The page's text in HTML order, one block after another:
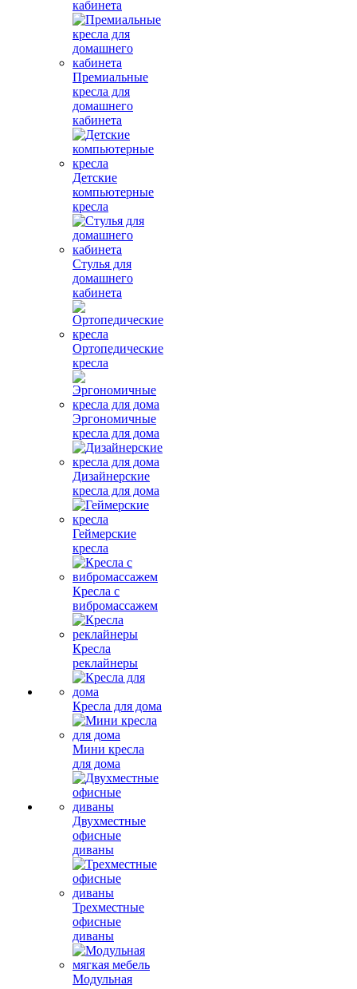
кабинета
Премиальные
кресла для
домашнего
кабинета
Детские
компьютерные
кресла
Стулья для
домашнего
кабинета
Ортопедические
кресла
Эргономичные
кресла для дома
Дизайнерские
кресла для дома
Геймерские
кресла
Кресла с
вибромассажем
Кресла
реклайнеры
Кресла для дома
Мини кресла
для дома
Двухместные
офисные
диваны
Трехместные
офисные
диваны
Модульная